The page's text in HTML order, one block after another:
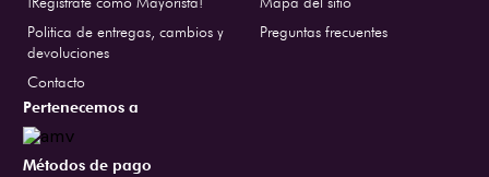
Politica de entregas, cambios y
devoluciones
Contacto
Preguntas frecuentes
Pertenecemos a
Métodos de pago